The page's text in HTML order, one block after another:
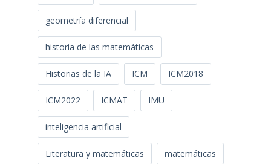
geometría diferencial
historia de las matemáticas
Historias de la IA ICM ICM2018
ICM2022 ICMAT IMU
inteligencia artificial
Literatura y matemáticas matemáticas